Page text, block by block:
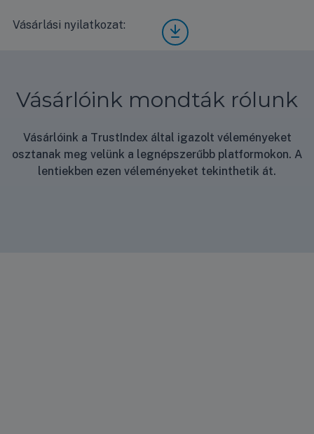
Vásárlási nyilatkozat:
Vásá
rlási
Vásárlóink mondták rólunk
Vásárlóink a TrustIndex által igazolt véleményeket
osztanak meg velünk a legnépszerűbb platformokon. A
lentiekben ezen véleményeket tekinthetik át.